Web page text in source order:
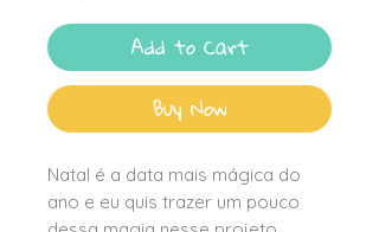
Add to Cart
Buy Now
Natal é a data mais mágica do
ano e eu quis trazer um pouco